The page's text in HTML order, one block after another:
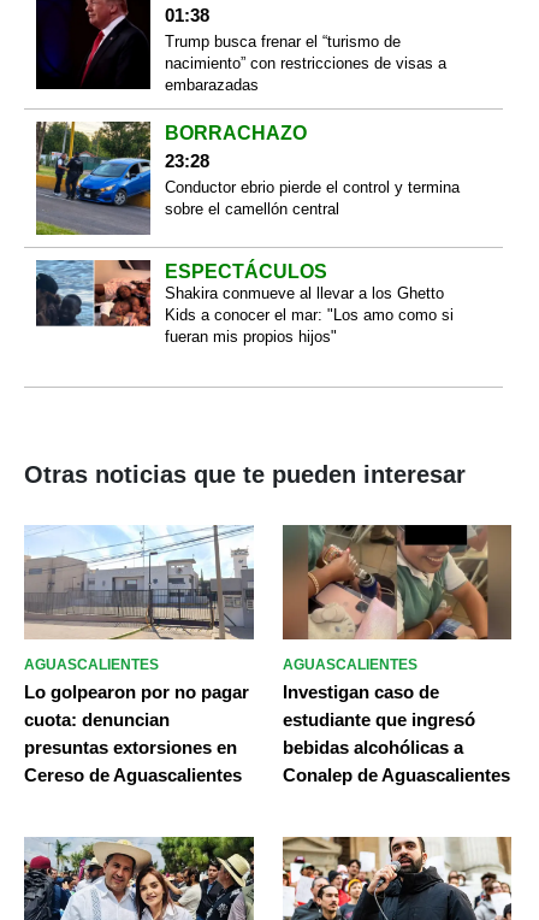
01:38
Trump busca frenar el “turismo de
nacimiento” con restricciones de visas a
embarazadas
BORRACHAZO
23:28
Conductor ebrio pierde el control y termina
sobre el camellón central
ESPECTÁCULOS
Shakira conmueve al llevar a los Ghetto
Kids a conocer el mar: "Los amo como si
fueran mis propios hijos"
Otras noticias que te pueden interesar
AGUASCALIENTES
Lo golpearon por no pagar
cuota: denuncian
presuntas extorsiones en
Cereso de Aguascalientes
AGUASCALIENTES
Investigan caso de
estudiante que ingresó
bebidas alcohólicas a
Conalep de Aguascalientes